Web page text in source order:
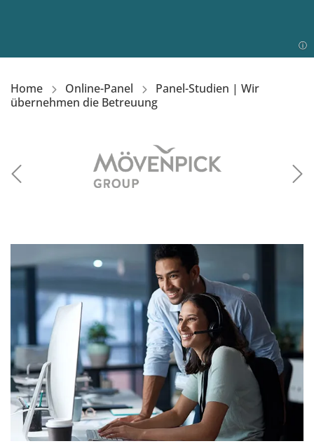
Home Online-Panel
Panel-Studien | Wir
übernehmen die Betreuung
Bild